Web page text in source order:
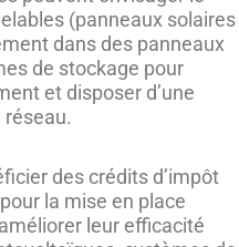
(panneaux solaires
dans des panneaux
de stockage pour
et disposer d’une
réseau.
des crédits d’impôt
la mise en place
leur efficacité